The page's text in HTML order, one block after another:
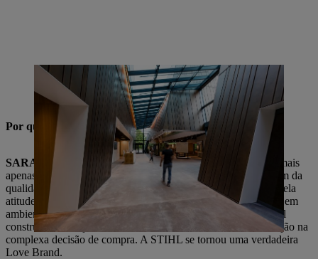
O design marcante da fachada também se estende para o interior do
STIHL Markenwelt. O jogo de cores dos painéis muda de acordo
com a hora do dia, o clima e a incidência de luz.
Por que é importante para a STIHL investir na marca?
SARAH GEWERT
: Hoje em dia, os clientes não compram mais
apenas um produto, mas observam o que há por trás dele. Além da
qualidade e da força de inovação, também ganhamos pontos pela
atitude, as emoções e a experiência de compra. Especialmente em
ambientes de mercado com alta pressão competitiva, é possível
construir confiança com uma marca e, assim, fornecer orientação na
complexa decisão de compra. A STIHL se tornou uma verdadeira
Love Brand.